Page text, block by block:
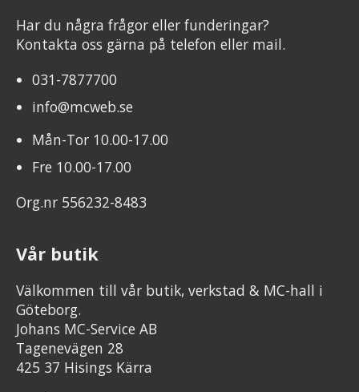
Har du några frågor eller funderingar?
Kontakta oss gärna på telefon eller mail.
031-7877700
info@mcweb.se
Mån-Tor 10.00-17.00
Fre 10.00-17.00
Org.nr 556232-8483
Vår butik
Välkommen till vår butik, verkstad & MC-hall i
Göteborg.
Johans MC-Service AB
Tagenevägen 28
425 37 Hisings Kärra